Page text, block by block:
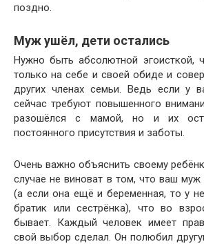
поздно.
Муж ушёл, дети остались
Нужно быть абсолютной эгоисткой,
только на себе и своей обиде и
других членах семьи. Ведь если у
сейчас требуют повышенного
разошёлся с мамой, но и их
постоянного присутствия и заботы.
Очень важно объяснить своему
случае не виноват в том, что ваш
(а если она ещё и беременная, то у
братик или сестрёнка), что во
бывает. Каждый человек имеет
свой выбор сделал. Он полюбил